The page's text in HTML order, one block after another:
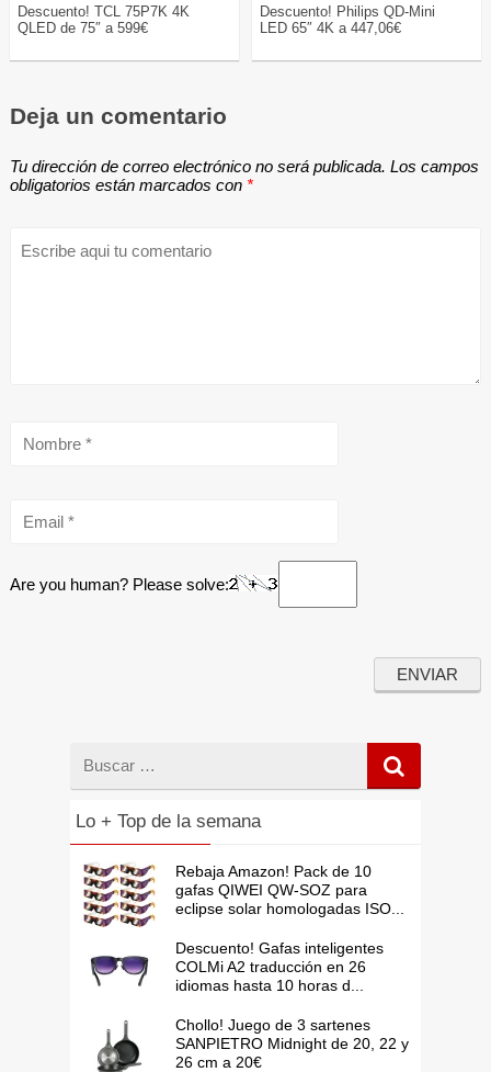
Descuento! TCL 75P7K 4K
QLED de 75″ a 599€
Descuento! Philips QD-Mini
LED 65″ 4K a 447,06€
Deja un comentario
Tu dirección de correo electrónico no será publicada. Los campos
obligatorios están marcados con *
Are you human? Please solve:
por
Lo + Top de la semana
Rebaja Amazon! Pack de 10
gafas QIWEI QW-SOZ para
eclipse solar homologadas ISO...
Descuento! Gafas inteligentes
COLMi A2 traducción en 26
idiomas hasta 10 horas d...
Chollo! Juego de 3 sartenes
SANPIETRO Midnight de 20, 22 y
26 cm a 20€